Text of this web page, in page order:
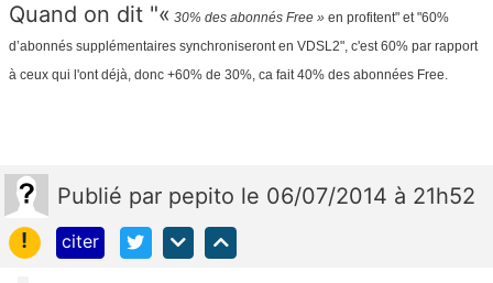
Quand on dit "« 30% des abonnés Free » en profitent" et "60%
d’abonnés supplémentaires synchroniseront en VDSL2", c'est 60% par rapport
à ceux qui l'ont déjà, donc +60% de 30%, ca fait 40% des abonnées Free.
Publié par pepito le 06/07/2014 à 21h52
!
citer